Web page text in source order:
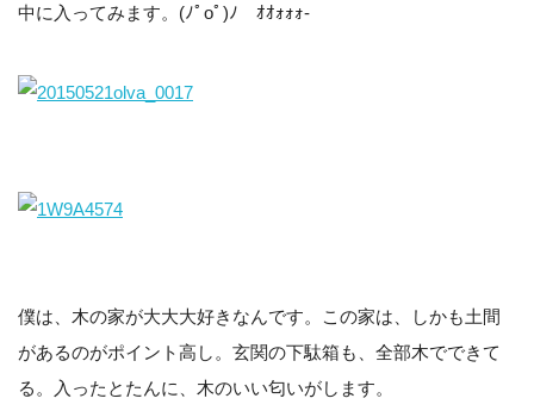
中に入ってみます。(ﾉﾟοﾟ)ﾉ ｵｵｫｫｫ-
僕は、木の家が大大大好きなんです。この家は、しかも土間
があるのがポイント高し。玄関の下駄箱も、全部木でできて
る。入ったとたんに、木のいい匂いがします。